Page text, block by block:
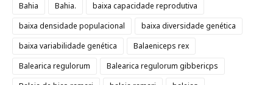
Bahia
Bahia.
baixa capacidade reprodutiva
baixa densidade populacional
baixa diversidade genética
baixa variabilidade genética
Balaeniceps rex
Balearica regulorum
Balearica regulorum gibbericps